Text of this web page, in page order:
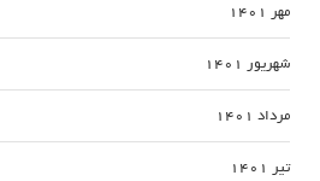
مهر 1401
شهریور 1401
مرداد 1401
تیر 1401